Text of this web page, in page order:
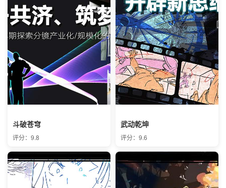
斗破苍穹
评分：9.8
武动乾坤
评分：9.6